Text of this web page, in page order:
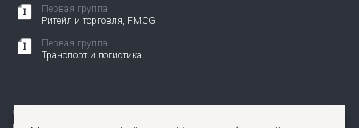
Первая группа
Ритейл и торговля, FMCG
Первая группа
Транспорт и логистика
© 2010-2026 АНП ЗЕНИТ. Все права защищены.